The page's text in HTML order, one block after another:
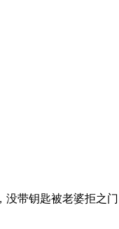
带钥匙被老婆拒之门